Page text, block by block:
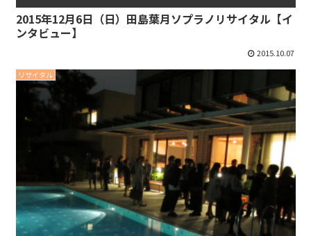
2015年12月6日（日）田島葉月ソプラノリサイタル【イ
ンタビュー】
2015.10.07
リサイタル